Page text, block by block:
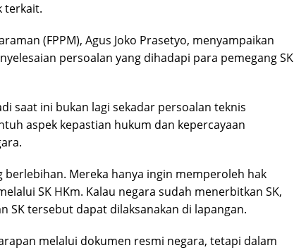
terkait.
(FPPM), Agus Joko Prasetyo, menyampaikan
persoalan yang dihadapi para pemegang SK
saat ini bukan lagi sekadar persoalan teknis
aspek kepastian hukum dan kepercayaan
berlebihan. Mereka hanya ingin memperoleh hak
SK HKm. Kalau negara sudah menerbitkan SK,
SK tersebut dapat dilaksanakan di lapangan.
melalui dokumen resmi negara, tetapi dalam